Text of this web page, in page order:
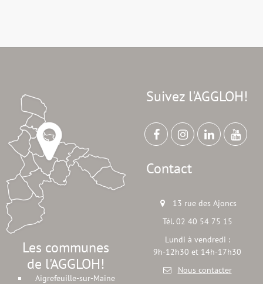
Les communes
de l'AGGLOH!
Aigrefeuille-sur-Maine
Suivez l'AGGLOH!
Contact
13 rue des Ajoncs
Tél. 02 40 54 75 15
Lundi à vendredi :
9h-12h30 et 14h-17h30
Nous contacter